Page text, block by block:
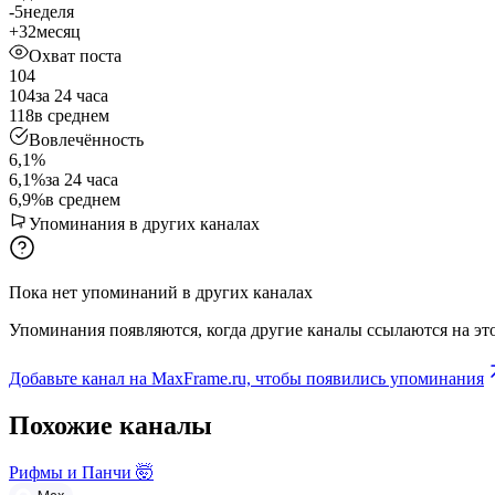
-5неделя
+32месяц
Охват поста
104
104за 24 часа
118в среднем
Вовлечённость
6,1%
6,1%за 24 часа
6,9%в среднем
Упоминания в других каналах
Пока нет упоминаний в других каналах
Упоминания появляются, когда другие каналы ссылаются на
Добавьте канал на MaxFrame.ru, чтобы появились упоминания
Похожие каналы
Рифмы и Панчи 🤯